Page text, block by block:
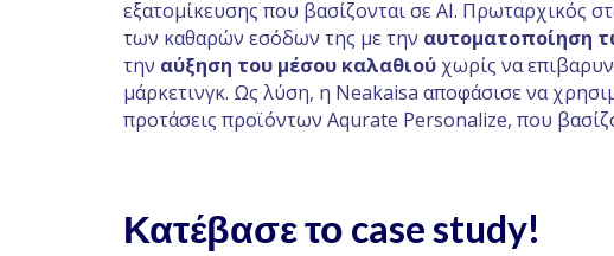
εξατομίκευσης που βασίζονται σε AI. Πρωταρχικός
των καθαρών εσόδων της με την αυτοματοποίηση
την αύξηση του μέσου καλαθιού χωρίς να
μάρκετινγκ. Ως λύση, η Neakaisa αποφάσισε να
προτάσεις προϊόντων Aqurate Personalize, που
Κατέβασε το case study!